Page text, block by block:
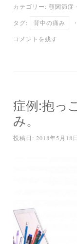
bo
ok
tte
r
カテゴリー: 顎関節症 ・
タグ: 背中の痛み ・
コメントを残す
症例:抱っ
み。
投稿日: 2018年5月18日